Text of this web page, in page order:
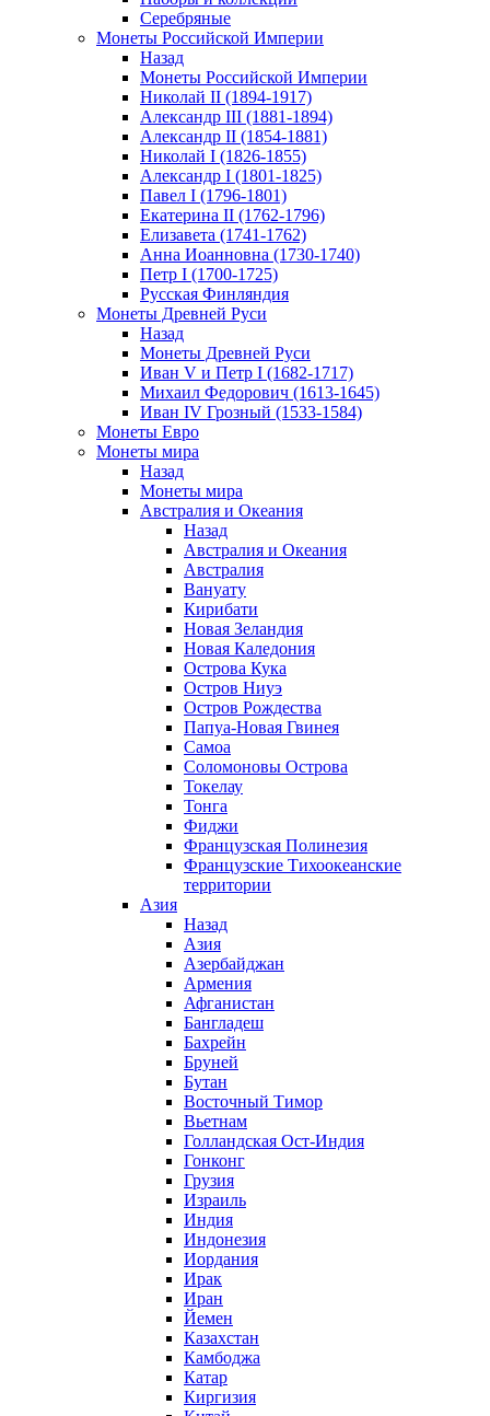
Серебряные
Монеты Российской Империи
Назад
Монеты Российской Империи
Николай II (1894-1917)
Александр III (1881-1894)
Александр II (1854-1881)
Николай I (1826-1855)
Александр I (1801-1825)
Павел I (1796-1801)
Екатерина II (1762-1796)
Елизавета (1741-1762)
Анна Иоанновна (1730-1740)
Петр I (1700-1725)
Русская Финляндия
Монеты Древней Руси
Назад
Монеты Древней Руси
Иван V и Петр I (1682-1717)
Михаил Федорович (1613-1645)
Иван IV Грозный (1533-1584)
Монеты Евро
Монеты мира
Назад
Монеты мира
Австралия и Океания
Назад
Австралия и Океания
Австралия
Вануату
Кирибати
Новая Зеландия
Новая Каледония
Острова Кука
Остров Ниуэ
Остров Рождества
Папуа-Новая Гвинея
Самоа
Соломоновы Острова
Токелау
Тонга
Фиджи
Французская Полинезия
Французские Тихоокеанские
территории
Азия
Назад
Азия
Азербайджан
Армения
Афганистан
Бангладеш
Бахрейн
Бруней
Бутан
Восточный Тимор
Вьетнам
Голландская Ост-Индия
Гонконг
Грузия
Израиль
Индия
Индонезия
Иордания
Ирак
Иран
Йемен
Казахстан
Камбоджа
Катар
Киргизия